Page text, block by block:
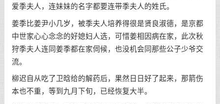
爱季夫人，连妹妹的名字都要连带季夫人的姓氏。
姜季比姜尹小几岁，被季夫人培养得很是贤良淑德，是京都
中世家心心念念的好媳妇人选，可惜姜相因病在家，此次秋
狩季夫人连同姜季都在家伺候，也没机会同那些公子少爷交
流。
柳迟自从吃了卫晗给的解药后，果然日日好了起来，那箭伤
本也不重，等到九月下旬，已经恢复大半。